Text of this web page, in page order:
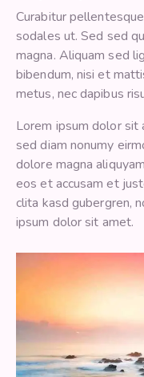
Curabitur
sodales ut. Sed sed
magna. Aliquam sed
bibendum, nisi et
metus, nec dapibus
Lorem ipsum dolor sit
sed diam nonumy
dolore magna
eos et accusam et
clita kasd gubergren,
ipsum dolor sit amet.